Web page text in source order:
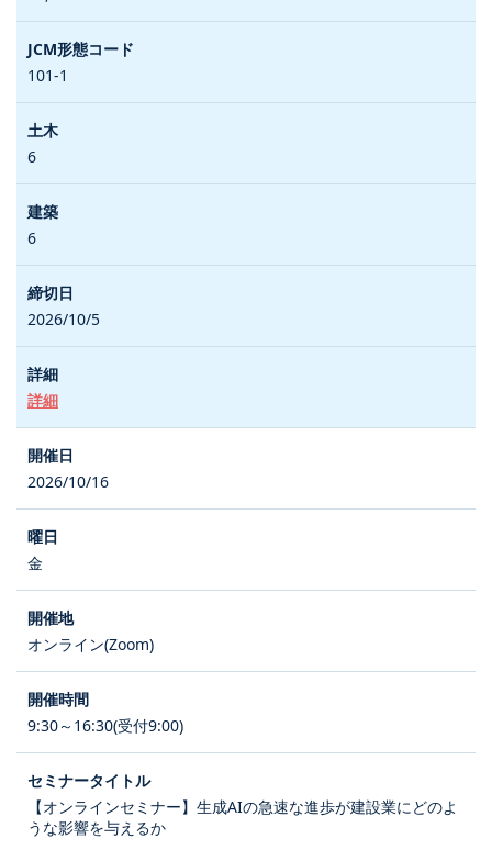
101-1
6
6
2026/10/5
詳細
2026/10/16
金
オンライン(Zoom)
9:30～16:30(受付9:00)
【オンラインセミナー】生成AIの急速な進歩が建設業にどのよ
うな影響を与えるか